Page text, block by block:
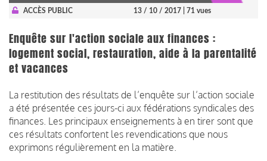
ACCÈS PUBLIC 13 / 10 / 2017 | 71 vues
Enquête sur l'action sociale aux finances :
logement social, restauration, aide à la parentalité
et vacances
La restitution des résultats de l’enquête sur l’action sociale
a été présentée ces jours-ci aux fédérations syndicales des
finances. Les principaux enseignements à en tirer sont que
ces résultats confortent les revendications que nous
exprimons régulièrement en la matière.